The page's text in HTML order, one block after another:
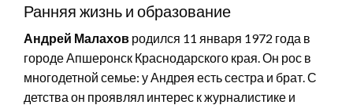
Ранняя жизнь и образование
Андрей Малахов родился 11 января 1972 года в
городе Апшеронск Краснодарского края. Он рос в
многодетной семье: у Андрея есть сестра и брат. С
детства он проявлял интерес к журналистике и